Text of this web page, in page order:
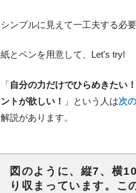
シンプルに見えて一工夫する必
紙とペンを用意して、Let's try!
「自分の力だけでひらめきたい
ントが欲しい！
」という人は次
解説があります。
図のように、縦7、横
り収まっています。こ